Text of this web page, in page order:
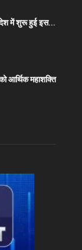
में शुरू हुई इस...
आर्थिक महाशक्ति